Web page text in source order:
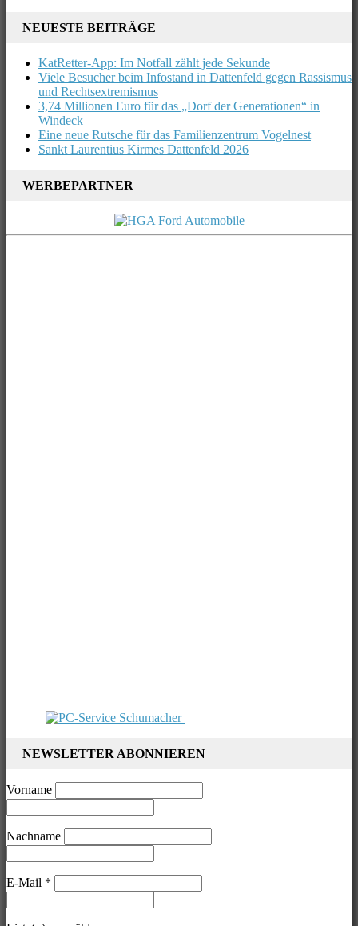
NEUESTE BEITRÄGE
KatRetter-App: Im Notfall zählt jede Sekunde
Viele Besucher beim Infostand in Dattenfeld gegen Rassismus
und Rechtsextremismus
3,74 Millionen Euro für das „Dorf der Generationen“ in
Windeck
Eine neue Rutsche für das Familienzentrum Vogelnest
Sankt Laurentius Kirmes Dattenfeld 2026
WERBEPARTNER
NEWSLETTER ABONNIEREN
Vorname
Nachname
E-Mail *